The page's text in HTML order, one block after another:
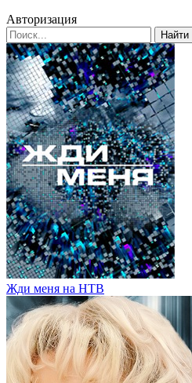
Авторизация
Найти
Жди меня на НТВ